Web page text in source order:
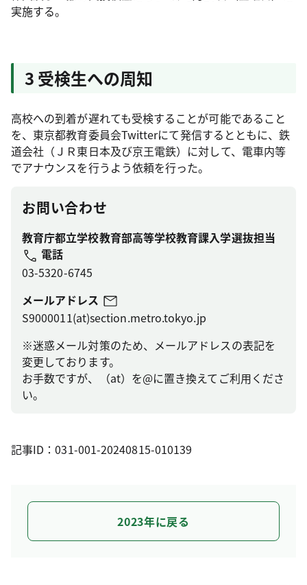
実施する。
3 受検生への周知
高校への到着が遅れても受検することが可能であること
を、東京都教育委員会Twitterにて発信するとともに、鉄
道会社（ＪＲ東日本及び京王電鉄）に対して、電車内等
でアナウンスを行うよう依頼を行った。
お問い合わせ
教育庁都立学校教育部高等学校教育課入学選抜担当
電話
03-5320-6745
メールアドレス
S9000011(at)section.metro.tokyo.jp
※迷惑メール対策のため、メールアドレスの表記を
変更しております。
お手数ですが、（at）を@に置き換えてご利用くださ
い。
記事ID：031-001-20240815-010139
2023年に戻る